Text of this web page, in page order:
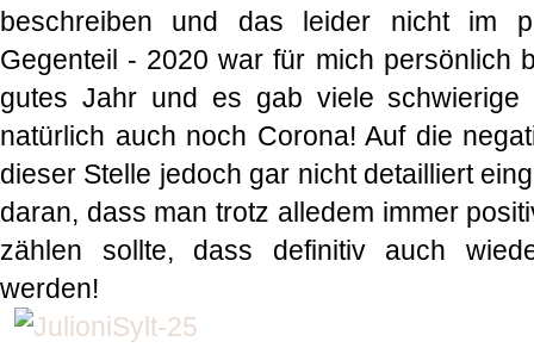
beschreiben und das leider nicht im
Gegenteil - 2020 war für mich persönlich
gutes Jahr und es gab viele
natürlich auch noch Corona! Auf die
dieser Stelle jedoch gar nicht detailliert
daran, dass man trotz alledem immer
zählen sollte, dass definitiv auch
werden!